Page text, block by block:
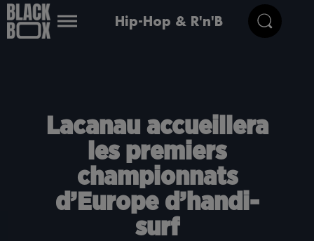
Hip-Hop & R'n'B
Lacanau accueillera
les premiers
championnats
d’Europe d’handi-
surf